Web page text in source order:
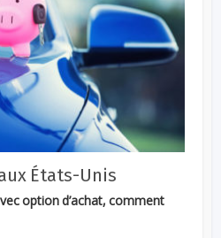
États-Unis
option d’achat, comment